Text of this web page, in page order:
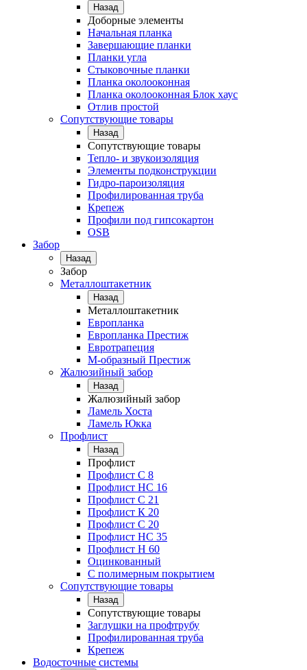
Назад
Доборные элементы
Начальная планка
Завершающие планки
Планки угла
Стыковочные планки
Планка околооконная
Планка околооконная Блок хаус
Отлив простой
Сопутствующие товары
Назад
Сопутствующие товары
Тепло- и звукоизоляция
Элементы подконструкции
Гидро-пароизоляция
Профилированная труба
Крепеж
Профили под гипсокартон
OSB
Забор
Назад
Забор
Металлоштакетник
Назад
Металлоштакетник
Европланка
Европланка Престиж
Евротрапеция
М-образный Престиж
Жалюзийный забор
Назад
Жалюзийный забор
Ламель Хоста
Ламель Юкка
Профлист
Назад
Профлист
Профлист С 8
Профлист НС 16
Профлист C 21
Профлист К 20
Профлист С 20
Профлист НС 35
Профлист Н 60
Оцинкованный
С полимерным покрытием
Сопутствующие товары
Назад
Сопутствующие товары
Заглушки на профтрубу
Профилированная труба
Крепеж
Водосточные системы